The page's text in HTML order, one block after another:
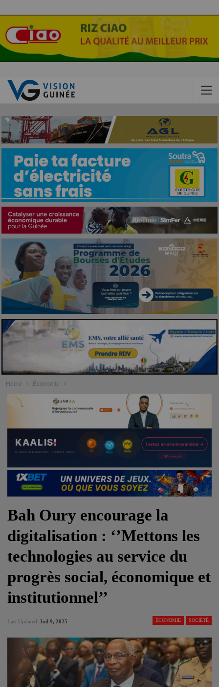
Home Économie
Bah Oury encourage la
digitalisation : ‘’Mettons les
technologies au service du
progrès social, économique et
institutionnel’’
ÉCONOMIE SOCIÉTÉ
Last Updated Juil 9, 2025